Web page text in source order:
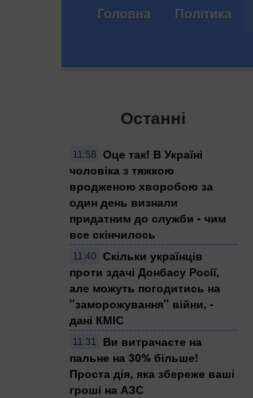
Головна Політика
Останні
11:58
Оце так! В Україні
чоловіка з тяжкою
вродженою хворобою за
один день визнали
придатним до служби - чим
все скінчилось
11:40
Скільки українців
проти здачі Донбасу Росії,
але можуть погодитись на
"заморожування" війни, -
дані КМІС
11:31
Ви витрачаєте на
пальне на 30% більше!
Проста дія, яка збереже ваші
гроші на АЗС